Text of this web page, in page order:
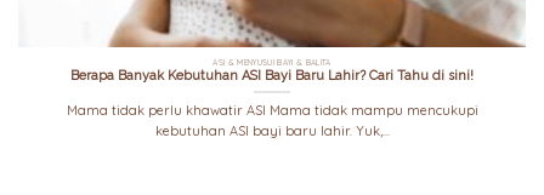
ASI & MENYUSUI BAYI & BALITA
Berapa Banyak Kebutuhan ASI Bayi Baru Lahir? Cari Tahu di sini!
Mama tidak perlu khawatir ASI Mama tidak mampu mencukupi
kebutuhan ASI bayi baru lahir. Yuk,...